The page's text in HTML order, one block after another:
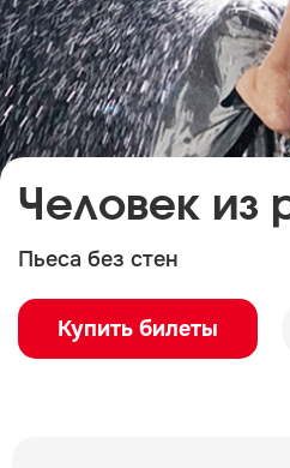
Человек из
Пьеса без стен
Купить билеты